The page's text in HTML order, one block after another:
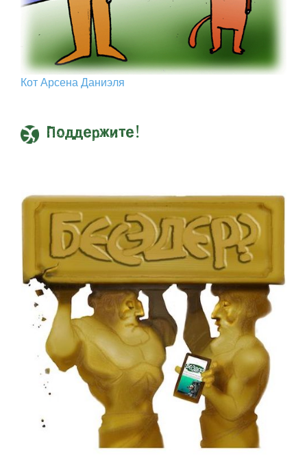
Кот Арcена Даниэля
Поддержите!